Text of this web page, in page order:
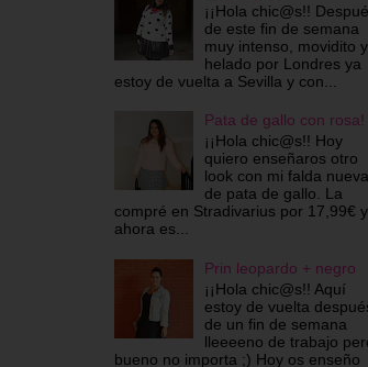
¡¡Hola chic@s!!
de este fin de semana
muy intenso, movidito y
helado por Londres ya
estoy de vuelta a Sevilla y con...
Pata de gallo con rosa!
¡¡Hola chic@s!! Hoy
quiero enseñaros otro
look con mi falda nueva
de pata de gallo. La
compré en Stradivarius por 17,99€ y
ahora es...
Prin leopardo + negro
¡¡Hola chic@s!! Aquí
estoy de vuelta
de un fin de semana
lleeeeno de trabajo
bueno no importa ;) Hoy os enseño